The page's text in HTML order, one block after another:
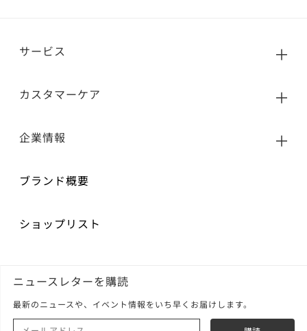
サービス
カスタマーケア
企業情報
ブランド概要
ショップリスト
ニュースレターを購読
最新のニュースや、イベント情報をいち早くお届けします。